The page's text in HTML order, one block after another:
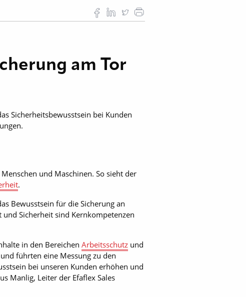
am Tor
Sicherheitsbewusstsein bei Kunden
und Maschinen. So sieht der
.
Bewusstsein für die Sicherung an
Sicherheit sind Kernkompetenzen
in den Bereichen Arbeitsschutz und
führten eine Messung zu den
bei unseren Kunden erhöhen und
Manlig, Leiter der Efaflex Sales